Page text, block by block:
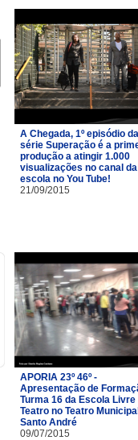
A Chegada, 1º episódio
série Superação é a
produção a atingir 1.000
visualizações no canal da
escola no You Tube!
21/09/2015
APORIA 23º 46º -
Apresentação de
Turma 16 da Escola Livre
Teatro no Teatro
Santo André
09/07/2015